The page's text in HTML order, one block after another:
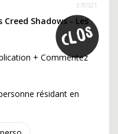
370521
Shadows - Les
+ Commentez
résidant en